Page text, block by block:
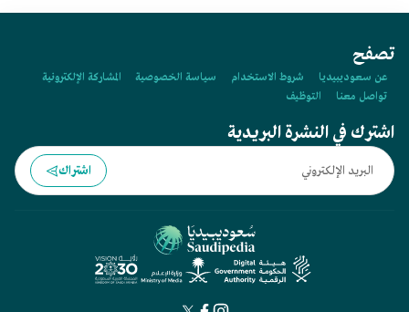
تصفح
عن سعوديبيديا شروط الاستخدام سياسة الخصوصية
المشاركة الإلكترونية
تواصل معنا
التوظيف
اشترك في النشرة البريدية
اشتراك